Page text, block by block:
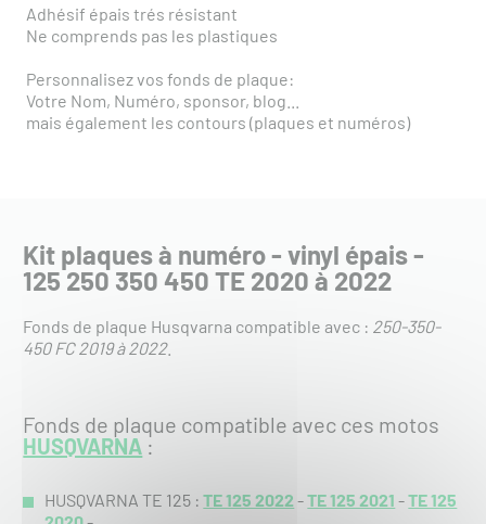
Adhésif épais trés résistant
Ne comprends pas les plastiques
Personnalisez vos fonds de plaque:
Votre Nom, Numéro, sponsor, blog...
mais également les contours (plaques et numéros)
Kit plaques à numéro - vinyl épais -
125 250 350 450 TE 2020 à 2022
Fonds de plaque Husqvarna compatible avec : 250-350-
450 FC 2019 à 2022.
Fonds de plaque compatible avec ces motos
HUSQVARNA :
HUSQVARNA TE 125 :TE 125 2022 -TE 125 2021 -TE 125